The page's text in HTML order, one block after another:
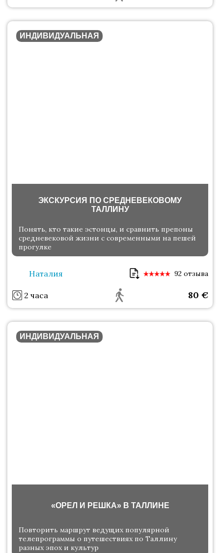
ИНДИВИДУАЛЬНАЯ
ЭКСКУРСИЯ ПО СРЕДНЕВЕКОВОМУ
ТАЛЛИНУ
Понять, кто такие эстонцы, и сравнить препоны
средневековой жизни с современными на пешей
прогулке
Наталия 92 отзыва
2 часа 80 €
ИНДИВИДУАЛЬНАЯ
«ОРЕЛ И РЕШКА» В ТАЛЛИНЕ
Повторить маршрут ведущих популярной
телепрограммы о путешествиях по Таллину
разных эпох и культур